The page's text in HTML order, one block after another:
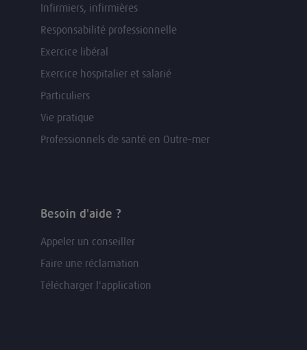
Infirmiers, infirmières
Responsabilité professionnelle
Exercice libéral
Exercice hospitalier et salarié
Particuliers
Vie pratique
Professionnels de santé en Outre-mer
Besoin d'aide ?
Appeler un conseiller
Faire une réclamation
Télécharger l'application